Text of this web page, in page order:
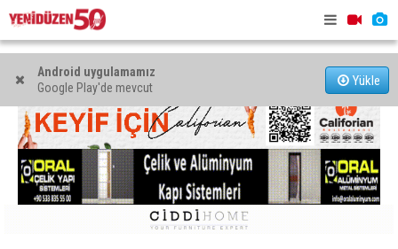
Android uygulamamız
Google Play'de mevcut
Yükle